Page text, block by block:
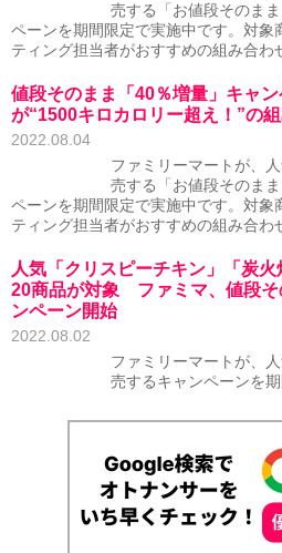
売する「お値段そのま
ペーンを期間限定で実施中です。対象
ティング担当者がおすすめの組み合わ
値段そのまま「40％増量」キャ
が“1500キロカロリー超え！”の
2022.08.04
ファミリーマートが、
売する「お値段そのま
ペーンを期間限定で実施中です。対象
ティング担当者がおすすめの組み合わ
人気「クリスピーチキン」「炭
20商品が対象 ファミマ、値段そ
ンペーン開始
2022.08.02
ファミリーマートが、
売するキャンペーンを